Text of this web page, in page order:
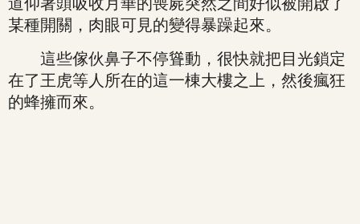
某種開關，肉眼可見的變得暴躁起來。
這些傢伙鼻子不停聳動，很快就把目光鎖定
在了王虎等人所在的這一棟大樓之上，然後瘋狂
的蜂擁而來。